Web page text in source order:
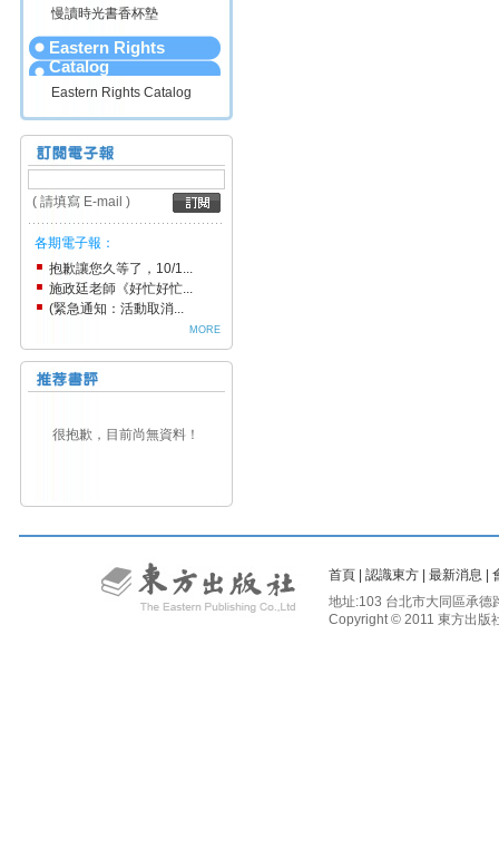
慢讀時光書香杯墊
Eastern Rights
Catalog
Eastern Rights Catalog
( 請填寫 E-mail )
各期電子報：
抱歉讓您久等了，10/1...
施政廷老師《好忙好忙...
(緊急通知：活動取消...
MORE
很抱歉，目前尚無資料！
首頁 認識東方 最新消息
地址:103 台北市大同區承
Copyright © 2011 東方出版